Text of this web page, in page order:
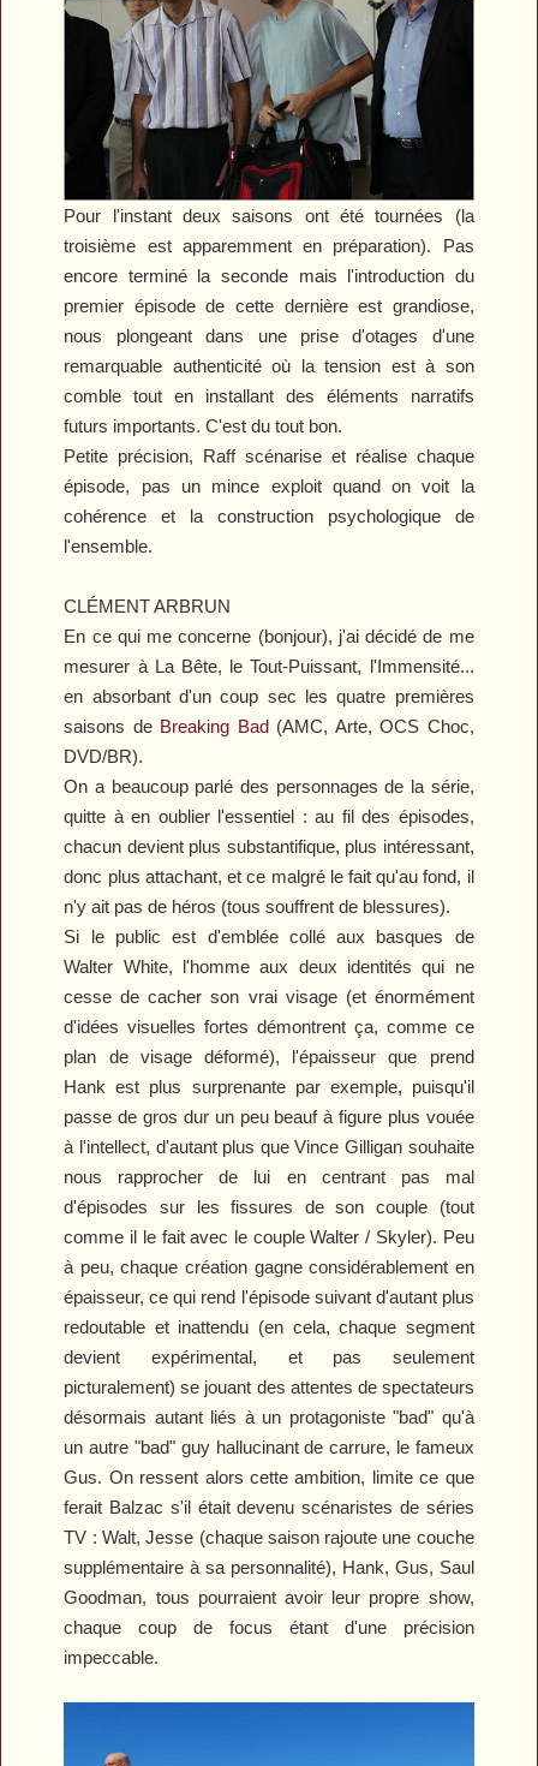
Pour l'instant deux saisons ont été tournées (la
troisième est apparemment en préparation). Pas
encore terminé la seconde mais l'introduction du
premier épisode de cette dernière est grandiose,
nous plongeant dans une prise d'otages d'une
remarquable authenticité où la tension est à son
comble tout en installant des éléments narratifs
futurs importants. C'est du tout bon.
Petite précision, Raff scénarise et réalise chaque
épisode, pas un mince exploit quand on voit la
cohérence et la construction psychologique de
l'ensemble.
CLÉMENT ARBRUN
En ce qui me concerne (bonjour), j'ai décidé de me
mesurer à La Bête, le Tout-Puissant, l'Immensité...
en absorbant d'un coup sec les quatre premières
saisons de Breaking Bad (AMC, Arte, OCS Choc,
DVD/BR).
On a beaucoup parlé des personnages de la série,
quitte à en oublier l'essentiel : au fil des épisodes,
chacun devient plus substantifique, plus intéressant,
donc plus attachant, et ce malgré le fait qu'au fond, il
n'y ait pas de héros (tous souffrent de blessures).
Si le public est d'emblée collé aux basques de
Walter White, l'homme aux deux identités qui ne
cesse de cacher son vrai visage (et énormément
d'idées visuelles fortes démontrent ça, comme ce
plan de visage déformé), l'épaisseur que prend
Hank est plus surprenante par exemple, puisqu'il
passe de gros dur un peu beauf à figure plus vouée
à l'intellect, d'autant plus que Vince Gilligan souhaite
nous rapprocher de lui en centrant pas mal
d'épisodes sur les fissures de son couple (tout
comme il le fait avec le couple Walter / Skyler). Peu
à peu, chaque création gagne considérablement en
épaisseur, ce qui rend l'épisode suivant d'autant plus
redoutable et inattendu (en cela, chaque segment
devient expérimental, et pas seulement
picturalement) se jouant des attentes de spectateurs
désormais autant liés à un protagoniste "bad" qu'à
un autre "bad" guy hallucinant de carrure, le fameux
Gus. On ressent alors cette ambition, limite ce que
ferait Balzac s'il était devenu scénaristes de séries
TV : Walt, Jesse (chaque saison rajoute une couche
supplémentaire à sa personnalité), Hank, Gus, Saul
Goodman, tous pourraient avoir leur propre show,
chaque coup de focus étant d'une précision
impeccable.